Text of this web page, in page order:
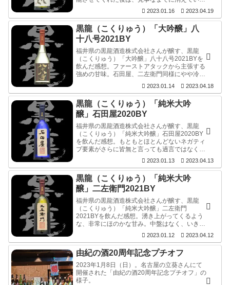
く。この消え方は今期の石田屋や二左衛門をも
上回るように感じます。秀逸なのは常温付近の
温度帯で、甘味の表現は上がっても、捌けのイ
メージを大きく変えることなく、美しく整え
る。
2023.01.16 2023.04.19
黒龍（こくりゅう）「大吟醸」八
十八号2021BY
福井県の黒龍酒造株式会社さんが醸す、黒龍
（こくりゅう）「大吟醸」八十八号2021BYを
飲んだ感想。ファーストアタックから主張する
強めの甘味。石田屋、二左衛門同様にやや冷え
ると、酸もあるように感じるが、そこは甘味と
のバランス。設計どおり、計算されたものを感
じます。強めの甘味の割に潔い引き際。
2023.01.14 2023.04.18
黒龍（こくりゅう）「純米大吟
醸」石田屋2020BY
福井県の黒龍酒造株式会社さんが醸す、黒龍
（こくりゅう）「純米大吟醸」石田屋2020BY
を飲んだ感想。もともとほとんどないネガティ
ブ要素がさらに皆無と言っても過言ではなく、
やもすると、お酒と言うイメージすらなかった
かの様。
2023.01.13 2023.04.13
黒龍（こくりゅう）「純米大吟
醸」二左衛門2021BY
福井県の黒龍酒造株式会社さんが醸す、黒龍
（こくりゅう）「純米大吟醸」二左衛門
2021BYを飲んだ感想。湧き上がってくるよう
な、非常にほのかな甘み。中盤はなく、いきな
りクライマックスかのように引いていく様は、
酒はこうあるべきを体現しています。
2023.01.12 2023.04.12
由紀の酒20周年記念プチオフ
2023年1月8日（日）。名古屋の立葵さんにて
開催された「由紀の酒20周年記念プチオフ」の
様子。